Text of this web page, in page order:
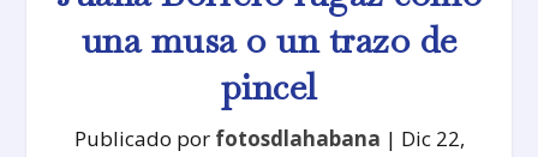
una musa o un trazo de
pincel
Publicado por fotosdlahabana | Dic 22,